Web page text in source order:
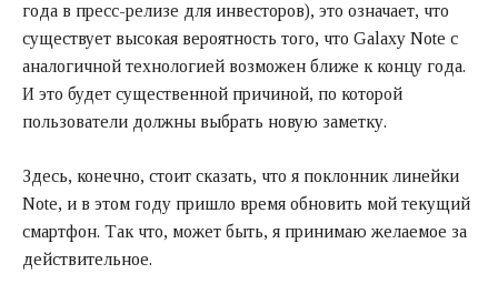
года в пресс-релизе для инвесторов), это означает, что
существует высокая вероятность того, что Galaxy Note с
аналогичной технологией возможен ближе к концу года.
И это будет существенной причиной, по которой
пользователи должны выбрать новую заметку.
Здесь, конечно, стоит сказать, что я поклонник линейки
Note, и в этом году пришло время обновить мой текущий
смартфон. Так что, может быть, я принимаю желаемое за
действительное.